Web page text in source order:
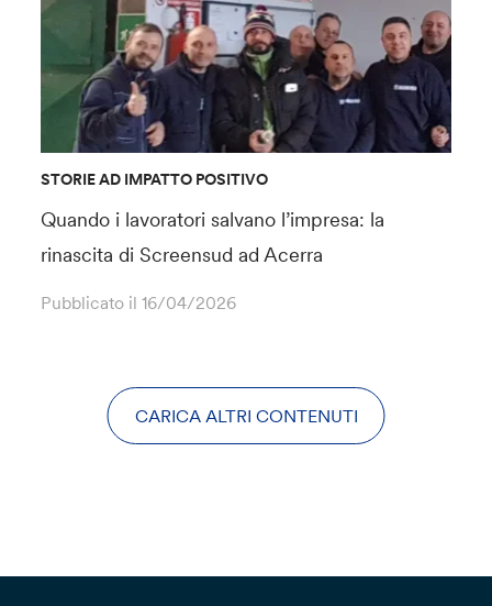
STORIE AD IMPATTO POSITIVO
Quando i lavoratori salvano l’impresa: la
rinascita di Screensud ad Acerra
Pubblicato il16/04/2026
CARICA ALTRI CONTENUTI